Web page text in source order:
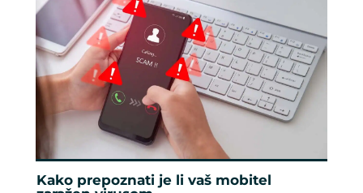
Kako prepoznati je li vaš mobitel